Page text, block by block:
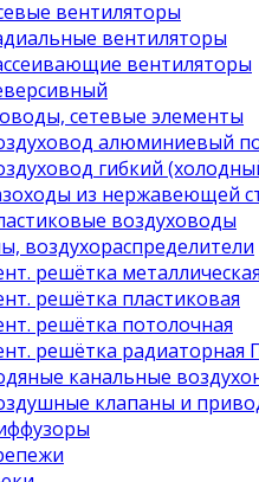
вентиляторы
вентиляторы
вентиляторы
сетевые элементы
алюминиевый
гибкий
из нержавеющей
воздуховоды
воздухораспределители
решётка металлическая
решётка пластиковая
решётка потолочная
решётка радиаторная
канальные
клапаны и